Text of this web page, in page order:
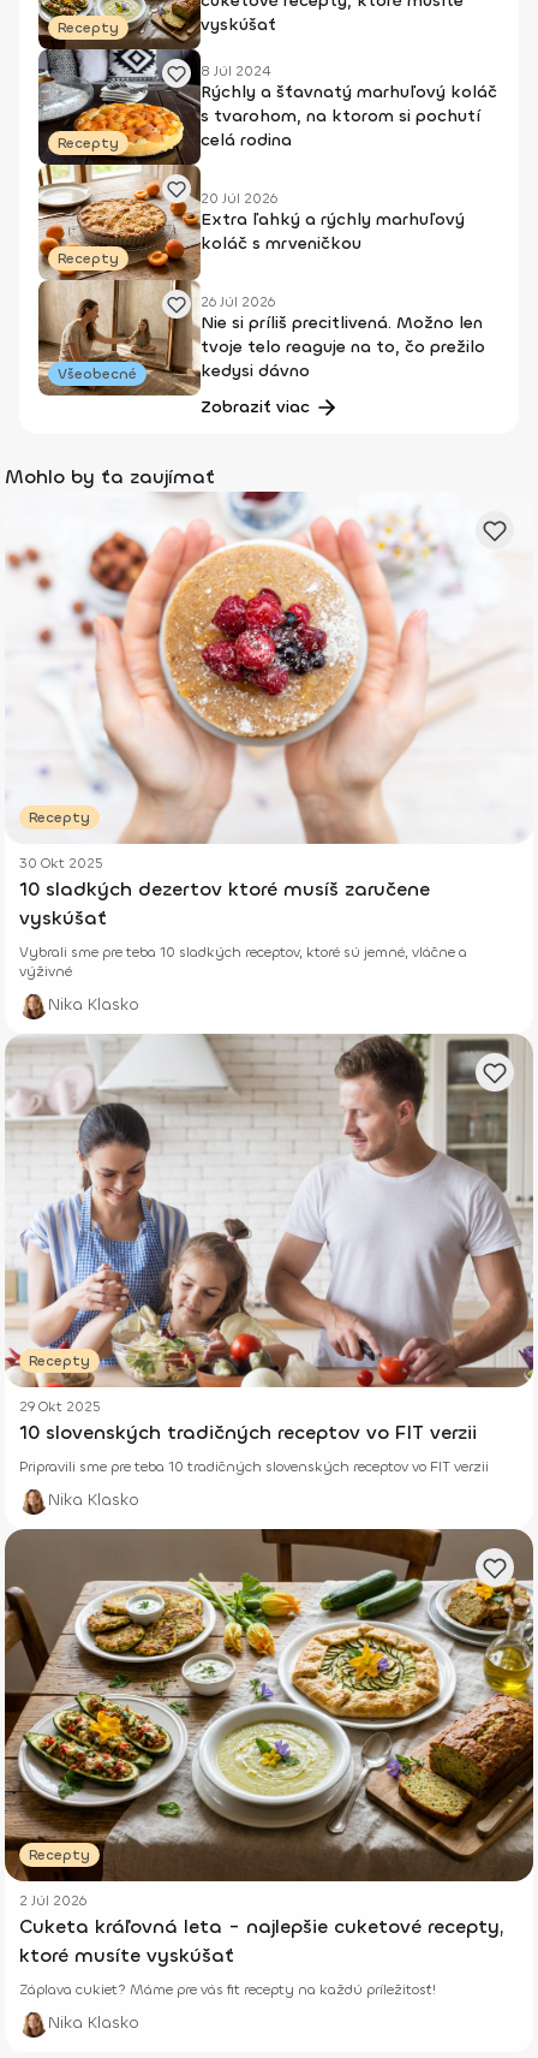
Recepty
vyskúšať
Recepty
8 Júl 2024
Rýchly a šťavnatý marhuľový koláč
s tvarohom, na ktorom si pochutí
celá rodina
Recepty
20 Júl 2026
Extra ľahký a rýchly marhuľový
koláč s mrveničkou
Všeobecné
26 Júl 2026
Nie si príliš precitlivená. Možno len
tvoje telo reaguje na to, čo prežilo
kedysi dávno
Zobraziť viac
Mohlo by ťa zaujímať
Recepty
30 Okt 2025
10 sladkých dezertov ktoré musíš zaručene
vyskúšať
Vybrali sme pre teba 10 sladkých receptov, ktoré sú jemné, vláčne a
výživné
Nika Klasko
Recepty
29 Okt 2025
10 slovenských tradičných receptov vo FIT verzii
Pripravili sme pre teba 10 tradičných slovenských receptov vo FIT verzii
Nika Klasko
Recepty
2 Júl 2026
Cuketa kráľovná leta - najlepšie cuketové recepty,
ktoré musíte vyskúšať
Záplava cukiet? Máme pre vás fit recepty na každú príležitosť!
Nika Klasko